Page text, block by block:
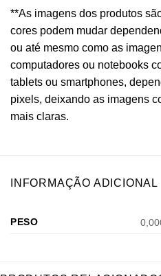
**As imagens dos produtos
cores podem mudar
ou até mesmo como as
computadores ou notebooks
tablets ou smartphones,
pixels, deixando as imagens
mais claras.
INFORMAÇÃO ADICIONAL
PESO